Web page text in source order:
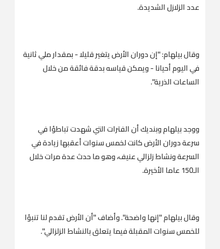
عدد الزلازل الشديدة.
وقال بيلهام: "إن دوران الأرض يتغير قليلا - بمقدار ملي ثانية
في اليوم أحيانا - ويمكن قياسه بدقة فائقة من خلال
الساعات الذرية".
ووجد بيلهام وبنديك أن الفترات التي شهدت تباطؤا في
سرعة دوران الأرض كانت لخمس سنوات أعقبها زيادة في
السرعة ونشاط زلزالي عنيف، وهو ما حدث عدة مرات خلال
الـ150 عاما الأخيرة.
وقال بيلهام "إنها واضحة". وأضاف "أن الأرض تقدم لنا تنبؤا
للخمس سنوات المقبلة فيما يتعلق بالنشاط الزلزالي".